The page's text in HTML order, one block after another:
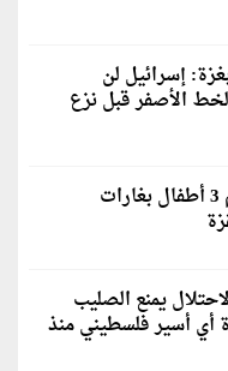
إسرائيل لن
الأصفر قبل نزع
10 شهداء منهم 3 أطفال بغارات
يمنع الصليب
أي أسير فلسطيني منذ